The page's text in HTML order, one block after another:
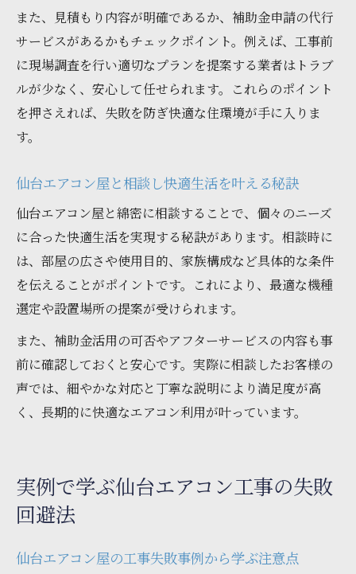
また、見積もり内容が明確であるか、補助金申請の代行
サービスがあるかもチェックポイント。例えば、工事前
に現場調査を行い適切なプランを提案する業者はトラブ
ルが少なく、安心して任せられます。これらのポイント
を押さえれば、失敗を防ぎ快適な住環境が手に入りま
す。
仙台エアコン屋と相談し快適生活を叶える秘訣
仙台エアコン屋と綿密に相談することで、個々のニーズ
に合った快適生活を実現する秘訣があります。相談時に
は、部屋の広さや使用目的、家族構成など具体的な条件
を伝えることがポイントです。これにより、最適な機種
選定や設置場所の提案が受けられます。
また、補助金活用の可否やアフターサービスの内容も事
前に確認しておくと安心です。実際に相談したお客様の
声では、細やかな対応と丁寧な説明により満足度が高
く、長期的に快適なエアコン利用が叶っています。
実例で学ぶ仙台エアコン工事の失敗
回避法
仙台エアコン屋の工事失敗事例から学ぶ注意点